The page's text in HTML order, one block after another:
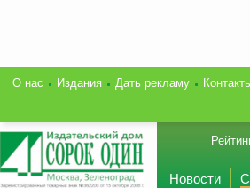
О нас Издания Дать рекламу
Новости